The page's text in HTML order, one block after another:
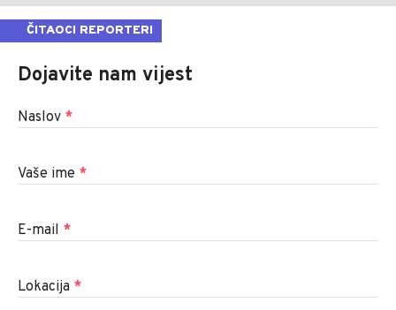
ČITAOCI REPORTERI
Dojavite nam vijest
Naslov *
Vaše ime *
E-mail *
Lokacija *